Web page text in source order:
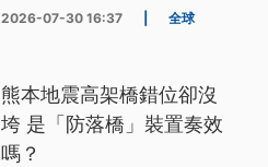
2026-07-30 16:37 全球
熊本地震高架橋錯位卻沒
垮 是「防落橋」裝置奏效
嗎？